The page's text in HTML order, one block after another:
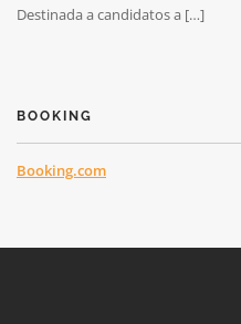
Destinada a candidatos a […]
BOOKING
Booking.com